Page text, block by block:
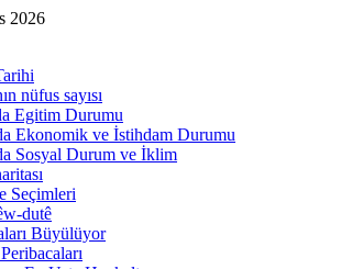
2026
nüfus sayısı
Egitim Durumu
Ekonomik ve İstihdam Durumu
Sosyal Durum ve İklim
Seçimleri
dutê
Büyülüyor